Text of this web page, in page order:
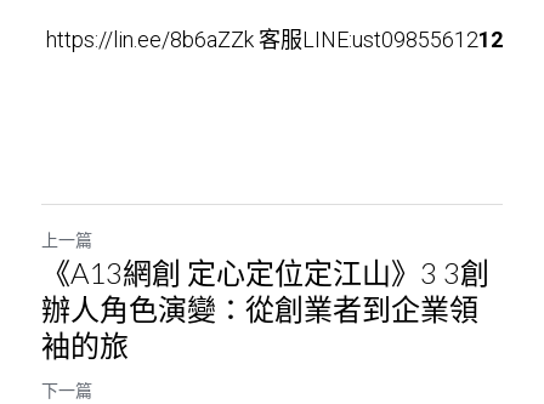
https://lin.ee/8b6aZZk 客服LINE:ust0985561212
上一篇
《A13網創 定心定位定江山》3 3創
辦人角色演變：從創業者到企業領
袖的旅
下一篇